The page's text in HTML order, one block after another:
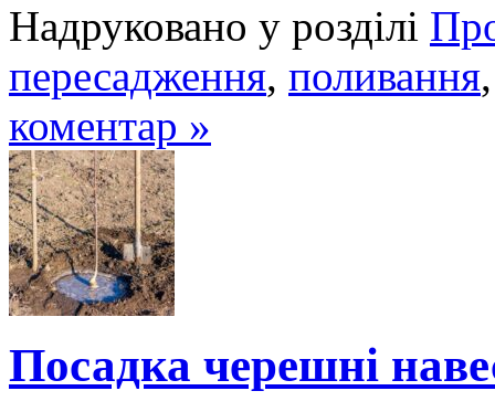
Надруковано у розділі
пересадження, поливання
коментар »
Посадка черешні